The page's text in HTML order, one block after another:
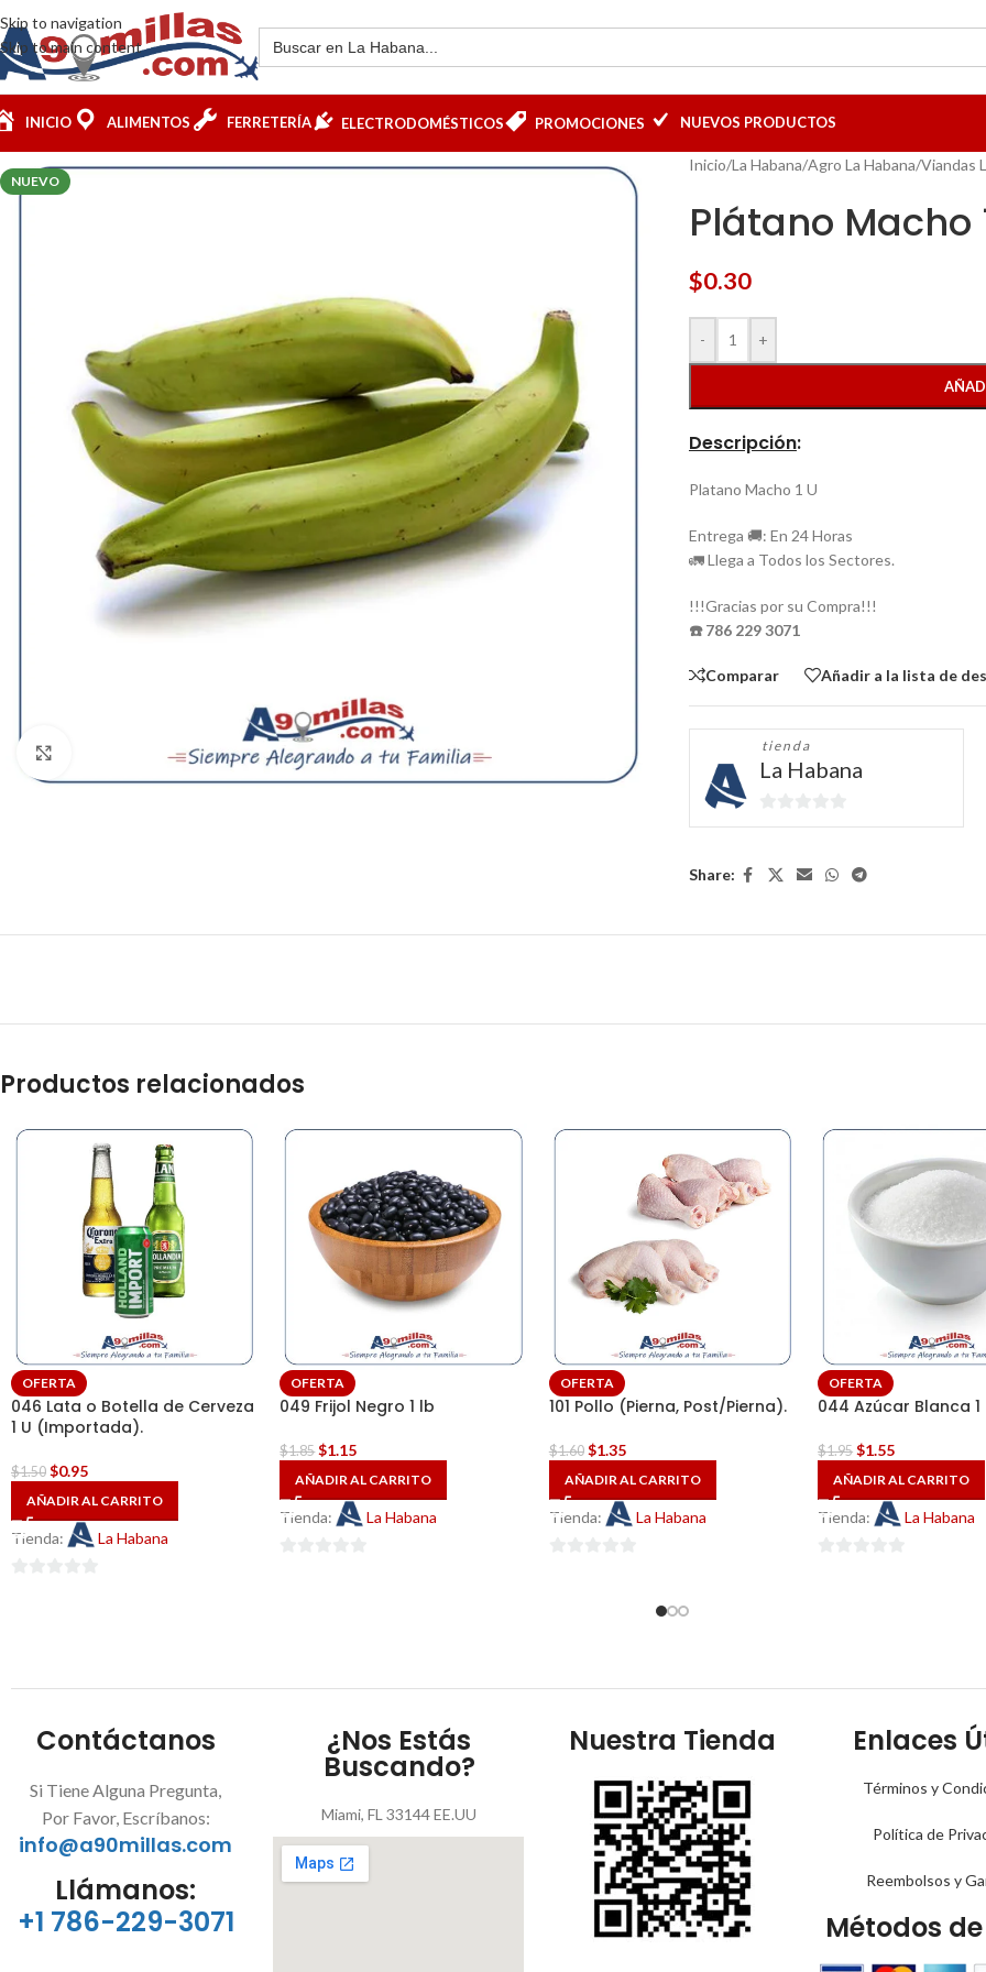
Skip to navigation
Skip to main content
INICIO ALIMENTOS FERRETERÍA ELECTRODOMÉSTICOS PROMOCIONES NUEVOS PRODUCTOS
NUEVO
Clic para ampliar
Inicio/La Habana/Agro La Habana/Viandas
Plátano Macho
$0.30
- +
Descripción:
Platano Macho 1 U
Entrega 🚚: En 24 Horas
🚛 Llega a Todos los Sectores.
!!!Gracias por su Compra!!!
☎️ 786 229 3071
Comparar Añadir a la lista de
tienda
La Habana
0
Share:
Productos relacionados
OFERTA
046 Lata o Botella de Cerveza
1 U (Importada).
$1.50 $0.95
AÑADIR AL CARRITO
Tienda: La Habana
OFERTA
049 Frijol Negro 1 lb
$1.85 $1.15
AÑADIR AL CARRITO
Tienda: La Habana
OFERTA
101 Pollo (Pierna, Post/Pierna).
$1.60 $1.35
AÑADIR AL CARRITO
Tienda: La Habana
OFERTA
044 Azúcar Blanca 1
$1.95 $1.55
AÑADIR AL CARRITO
Tienda: La Habana
Contáctanos
Si Tiene Alguna Pregunta,
Por Favor, Escríbanos:
info@a90millas.com
Llámanos:
+1 786-229-3071
¿Nos Estás
Buscando?
Miami, FL 33144 EE.UU
Nuestra Tienda Enlaces
Términos y
Política de
Reembolsos y
Métodos